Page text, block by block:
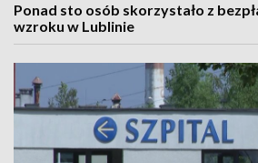
Ponad sto osób skorzystało z
wzroku w Lublinie